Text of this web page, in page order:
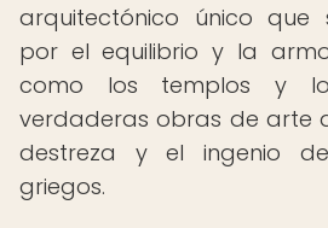
arquitectónico único que
por el equilibrio y la
como los templos y
verdaderas obras de arte
destreza y el ingenio
griegos.